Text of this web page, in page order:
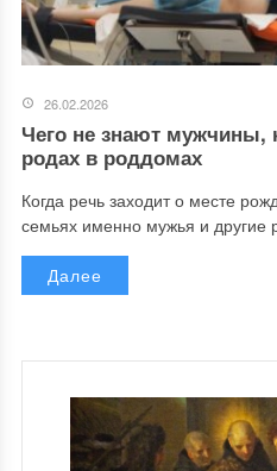
26.02.2026
Чего не знают мужчины,
родах в роддомах
Когда речь заходит о месте
семьях именно мужья и другие
Далее